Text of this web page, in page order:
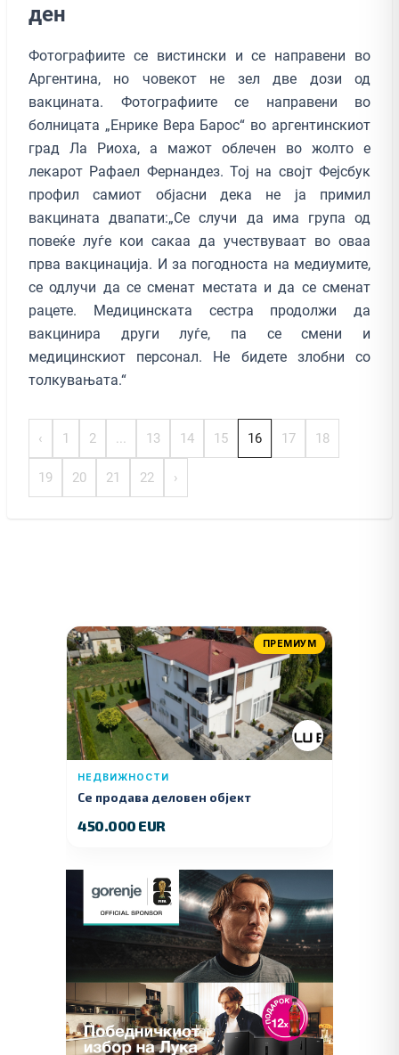
ден
Фотографиите се вистински и се направени во
Аргентина, но човекот не зел две дози од
вакцината. Фотографиите се направени во
болницата „Енрике Вера Барос“ во аргентинскиот
град Ла Риоха, а мажот облечен во жолто е
лекарот Рафаел Фернандез. Тој на својт Фејсбук
профил самиот објасни дека не ја примил
вакцината двапати:„Се случи да има група од
повеќе луѓе кои сакаа да учествуваат во оваа
прва вакцинација. И за погодноста на медиумите,
се одлучи да се сменат местата и да се сменат
рацете. Медицинската сестра продолжи да
вакцинира други луѓе, па се смени и
медицинскиот персонал. Не бидете злобни со
толкувањата.“
‹ 1 2 ... 13 14 15 16 17 18
19 20 21 22 ›
ПРЕМИУМ
НЕДВИЖНОСТИ
Се продава деловен објект
450.000 EUR